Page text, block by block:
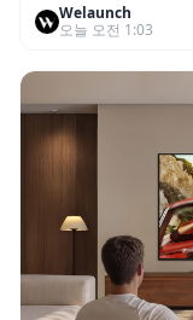
SNS 마케팅 통
Welaunch
오늘 오전 1:03